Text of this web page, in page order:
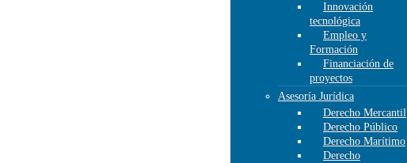
Innovación
tecnológica
Empleo y
Formación
Financiación de
proyectos
Asesoría Jurídica
Derecho Mercantil
Derecho Público
Derecho Marítimo
Derecho